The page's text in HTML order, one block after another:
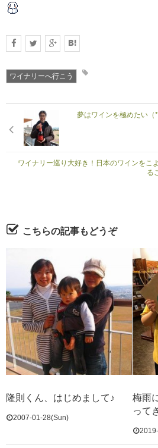
ワイナリーへ行こう
夢はワインを極めたい（
ワイナリー巡り大好き！日本のワインをこ
る
こちらの記事もどうぞ
隆則くん、はじめまして♪
2007-01-28(Sun)
梅雨
って